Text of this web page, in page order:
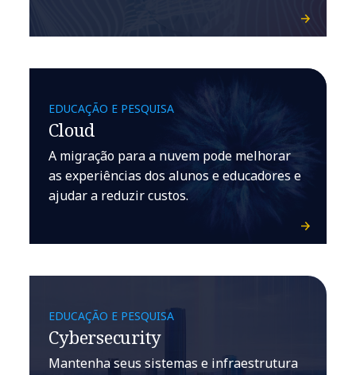
EDUCAÇÃO E PESQUISA
Cloud
A migração para a nuvem pode melhorar
as experiências dos alunos e educadores e
ajudar a reduzir custos.
EDUCAÇÃO E PESQUISA
Cybersecurity
Mantenha seus sistemas e infraestrutura